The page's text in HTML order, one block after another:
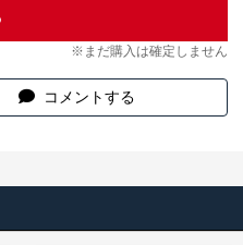
※まだ購入は確定しません
コメントする